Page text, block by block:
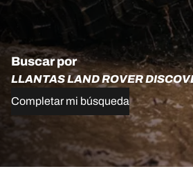
Buscar por
LLANTAS LAND ROVER
Completar mi búsqueda